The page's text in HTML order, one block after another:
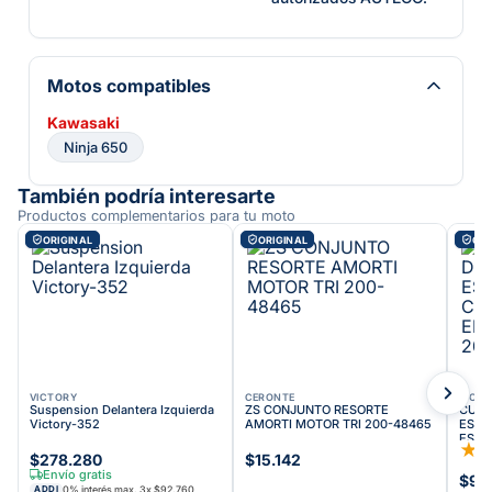
Motos compatibles
Kawasaki
Ninja 650
También podría interesarte
Productos complementarios para tu moto
ORIGINAL
VICTORY
Suspension Delantera Izquierda
Victory-352
$278.280
Envío gratis
ADDI 0% interés max. 3x$92.760
ORIGINAL
CERONTE
ZS CONJUNTO RESORTE
AMORTI MOTOR TRI 200-48465
$15.142 ★